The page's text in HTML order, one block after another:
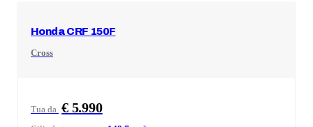
HondaCRF 150F
Cross
Tua da € 5.990